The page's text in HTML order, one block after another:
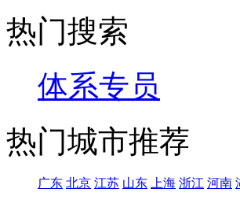
热门搜索
体系专员
热门城市推荐
广东 北京 江苏 山东 上海 浙江 河南